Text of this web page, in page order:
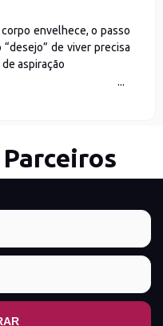
envelhece, o passo
“desejo” de viver precisa
aspiração